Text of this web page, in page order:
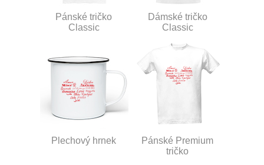
Pánské tričko
Classic
Dámské tričko
Classic
Plechový hrnek
Pánské Premium
tričko